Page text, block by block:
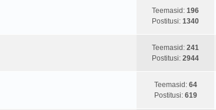
Teemasid: 196
Postitusi: 1340
Teemasid: 241
Postitusi: 2944
Teemasid: 64
Postitusi: 619